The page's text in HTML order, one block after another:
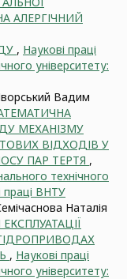
АЛЕРГІЧНИЙ
, Наукові праці
університету:
Вадим
МЕХАНІЗМУ
ВІДХОДІВ У
ПАР ТЕРТЯ ,
технічного
праці ВНТУ
Наталія
, Наукові праці
університету: